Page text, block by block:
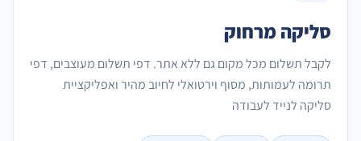
סליקה מרחוק
לקבל תשלום מכל מקום גם ללא אתר. דפי תשלום מעוצבים, דפי
תרומה לעמותות, מסוף וירטואלי לחיוב מהיר ואפליקציית
סליקה לנייד לעבודה